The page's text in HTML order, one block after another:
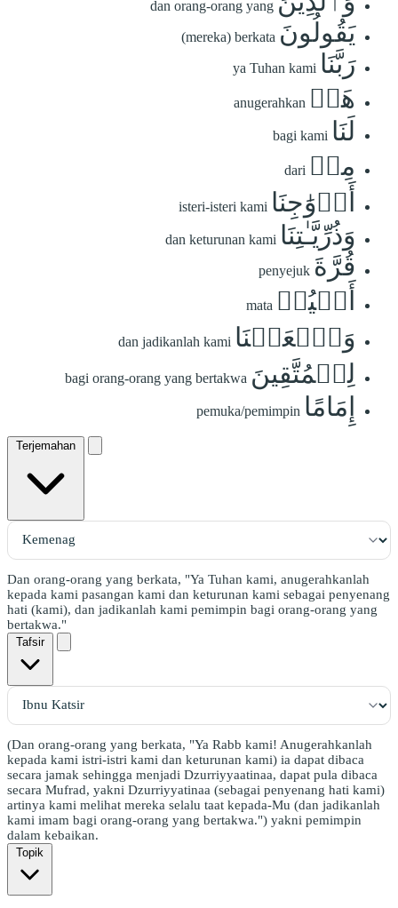
dan orang-orang yang
يَقُولُونَ (mereka) berkata
رَبَّنَا ya Tuhan kami
هَبۡ anugerahkan
لَنَا bagi kami
مِنۡ dari
أَزۡوَٰجِنَا isteri-isteri kami
وَذُرِّيَّـٰتِنَا dan keturunan kami
قُرَّةَ penyejuk
أَعۡيُنٖ mata
وَٱجۡعَلۡنَا dan jadikanlah kami
لِلۡمُتَّقِينَ bagi orang-orang yang bertakwa
إِمَامًا pemuka/pemimpin
Terjemahan
Dan orang-orang yang berkata, "Ya Tuhan kami, anugerahkanlah
kepada kami pasangan kami dan keturunan kami sebagai penyenang
hati (kami), dan jadikanlah kami pemimpin bagi orang-orang yang
bertakwa."
Tafsir
(Dan orang-orang yang berkata, "Ya Rabb kami! Anugerahkanlah
kepada kami istri-istri kami dan keturunan kami) ia dapat dibaca
secara jamak sehingga menjadi Dzurriyyaatinaa, dapat pula dibaca
secara Mufrad, yakni Dzurriyyatinaa (sebagai penyenang hati kami)
artinya kami melihat mereka selalu taat kepada-Mu (dan jadikanlah
kami imam bagi orang-orang yang bertakwa.") yakni pemimpin
dalam kebaikan.
Topik